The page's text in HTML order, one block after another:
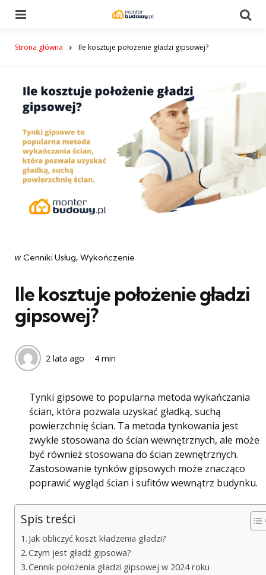
Strona główna Ile kosztuje położenie gładzi gipsowej?
Categories
post
w Cenniki Usług Wykończenie
Ile kosztuje położenie gładzi
gipsowej?
2 lata ago 4 min
Tynki gipsowe to popularna metoda wykańczania
ścian, która pozwala uzyskać gładką, suchą
powierzchnię ścian. Ta metoda tynkowania jest
zwykle stosowana do ścian wewnętrznych, ale może
być również stosowana do ścian zewnętrznych.
Zastosowanie tynków gipsowych może znacząco
poprawić wygląd ścian i sufitów wewnątrz budynku.
Spis treści
Jak obliczyć koszt kładzenia gładzi?
Czym jest gładź gipsowa?
Cennik położenia gładzi gipsowej w 2024 roku